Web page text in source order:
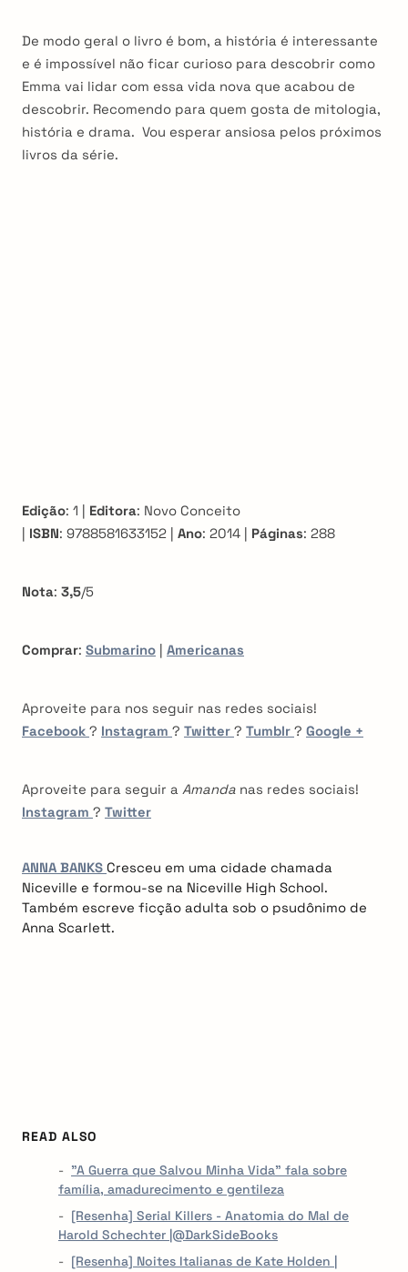
De modo geral o livro é bom, a história é interessante
e é impossível não ficar curioso para descobrir como
Emma vai lidar com essa vida nova que acabou de
descobrir. Recomendo para quem gosta de mitologia,
história e drama. Vou esperar ansiosa pelos próximos
livros da série.
Edição: 1 | Editora: Novo Conceito
ISBN: 9788581633152 | Ano: 2014 | Páginas: 288
Nota: 3,5/5
Comprar: Submarino | Americanas
Aproveite para nos seguir nas redes sociais!
Facebook ? Instagram ? Twitter ? Tumblr ? Google +
Aproveite para seguir a Amanda nas redes sociais!
Instagram ? Twitter
ANNA BANKS Cresceu em uma cidade chamada
Niceville e formou-se na Niceville High School.
Também escreve ficção adulta sob o psudônimo de
Anna Scarlett.
READ ALSO
"A Guerra que Salvou Minha Vida" fala sobre
família, amadurecimento e gentileza
[Resenha] Serial Killers - Anatomia do Mal de
Harold Schechter |@DarkSideBooks
[Resenha] Noites Italianas de Kate Holden |